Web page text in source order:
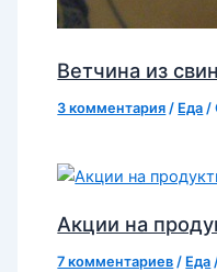
Ветчина из
3 комментария / Еда /
Акции на
7 комментариев / Еда